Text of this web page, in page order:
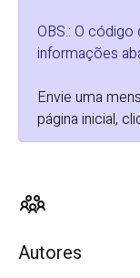
OBS.: O
informações
Envie uma
página inicial,
Autores